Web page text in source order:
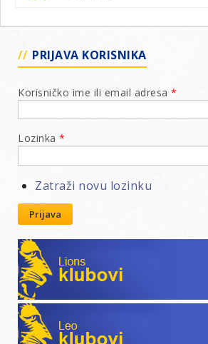
PRIJAVA KORISNIKA
Korisničko ime ili email adresa *
Lozinka *
Zatraži novu lozinku
Prijava
Lions klubovi
Leo klubovi